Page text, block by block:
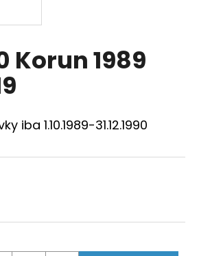
Korun 1989
iba 1.10.1989-31.12.1990